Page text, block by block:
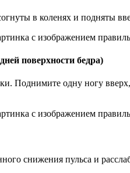
в коленях и подняты
с изображением
поверхности бедра)
Поднимите одну ногу
с изображением
снижения пульса и